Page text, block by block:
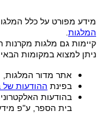
מידע מפורט על כלל
המלגות
קיימות גם מלגות מקרנות
ניתן למצוא במקומות
אתר מדור המלגות,
בפינת ההודעות
בהודעות
בית הספר, ע"פ